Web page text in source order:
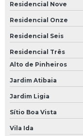
Bateria Estacionária Moura
Bateria Moura
Bateria Moura 100
Bateria Moura 100ah
Bateria Moura 50 Amperes
Bateria Moura 60
Residencial Nove
Residencial Onze
Residencial Seis
Residencial Três
Alto de Pinheiros
Jardim Atibaia
Jardim Ligia
Sítio Boa Vista
Vila Ida